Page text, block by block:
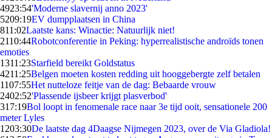
4923:54'Moderne slavernij anno 2023'
5209:19EV dumpplaatsen in China
811:02Laatste kans: Winactie: Natuurlijk niet!
2110:44Robotconferentie in Peking: hyperrealistische androïds tonen
emoties
1311:23Starfield bereikt Goldstatus
4211:25Belgen moeten kosten redding uit hooggebergte zelf betalen
1107:55Het nutteloze feitje van de dag: Bebaarde vrouw
2402:52'Plassende ijsbeer krijgt plasverbod'
317:19Bol loopt in fenomenale race naar 3e tijd ooit, sensationele 200
meter Lyles
1203:30De laatste dag 4Daagse Nijmegen 2023, over de Via Gladiola!